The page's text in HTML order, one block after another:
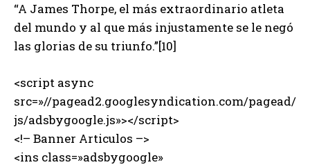
“A James Thorpe, el más extraordinario atleta
del mundo y al que más injustamente se le negó
las glorias de su triunfo.”[10]
<script async
src=»//pagead2.googlesyndication.com/pagead/
js/adsbygoogle.js»></script>
<!– Banner Articulos –>
<ins class=»adsbygoogle»